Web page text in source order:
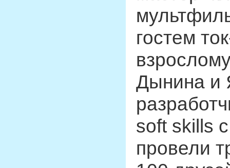
гостем
Дынина и
soft skills
провели